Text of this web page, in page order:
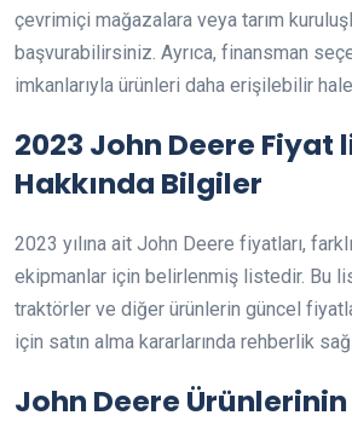
çevrimiçi mağazalara veya tarım
başvurabilirsiniz. Ayrıca, finansman
imkanlarıyla ürünleri daha erişilebilir
2023 John Deere Fiyat
Hakkında Bilgiler
2023 yılına ait John Deere fiyatları,
ekipmanlar için belirlenmiş listedir. Bu
traktörler ve diğer ürünlerin güncel
için satın alma kararlarında rehberlik
John Deere